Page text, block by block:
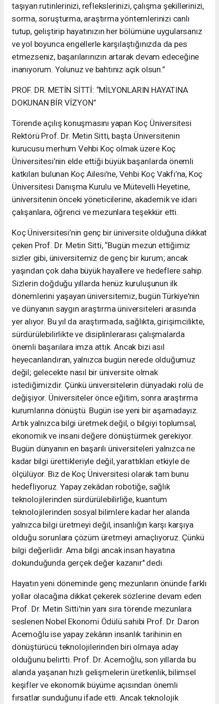
taşıyan rutinlerinizi, reflekslerinizi, çalışma şekillerinizi,
sorma, soruşturma, araştırma yöntemlerinizi canlı
tutup, geliştirip hayatınızın her bölümüne uygularsanız
ve yol boyunca engellerle karşılaştığınızda da pes
etmezseniz, başarılarınızın artarak devam edeceğine
inanıyorum. Yolunuz ve bahtınız açık olsun.”
PROF. DR. METİN SİTTİ: “MİLYONLARIN HAYATINA
DOKUNAN BİR VİZYON”
Törende açılış konuşmasını yapan Koç Üniversitesi
Rektörü Prof. Dr. Metin Sitti, başta Üniversitenin
kurucusu merhum Vehbi Koç olmak üzere Koç
Üniversitesi’nin elde ettiği büyük başarılarda önemli
katkıları bulunan Koç Ailesi’ne, Vehbi Koç Vakfı’na, Koç
Üniversitesi Danışma Kurulu ve Mütevelli Heyetine,
üniversitenin önceki yöneticilerine, akademik ve idari
çalışanlara, öğrenci ve mezunlara teşekkür etti.
Koç Üniversitesi’nin genç bir üniversite olduğuna dikkat
çeken Prof. Dr. Metin Sitti, “Bugün mezun ettiğimiz
sizler gibi, üniversitemiz de genç bir kurum; ancak
yaşından çok daha büyük hayallere ve hedeflere sahip.
Sizlerin doğduğu yıllarda henüz kuruluşunun ilk
dönemlerini yaşayan üniversitemiz, bugün Türkiye'nin
ve dünyanın saygın araştırma üniversiteleri arasında
yer alıyor. Bu yıl da araştırmada, sağlıkta, girişimcilikte,
sürdürülebilirlikte ve disiplinlerarası çalışmalarda
önemli başarılara imza attık. Ancak bizi asıl
heyecanlandıran, yalnızca bugün nerede olduğumuz
değil; gelecekte nasıl bir üniversite olmak
istediğimizdir. Çünkü üniversitelerin dünyadaki rolü de
değişiyor. Üniversiteler önce eğitim, sonra araştırma
kurumlarına dönüştü. Bugün ise yeni bir aşamadayız.
Artık yalnızca bilgi üretmek değil, o bilgiyi toplumsal,
ekonomik ve insani değere dönüştürmek gerekiyor.
Bugün dünyanın en başarılı üniversiteleri yalnızca ne
kadar bilgi ürettikleriyle değil, yarattıkları etkiyle de
ölçülüyor. Biz de Koç Üniversitesi olarak tam bunu
hedefliyoruz. Yapay zekâdan robotiğe, sağlık
teknolojilerinden sürdürülebilirliğe, kuantum
teknolojilerinden sosyal bilimlere kadar her alanda
yalnızca bilgi üretmeyi değil, insanlığın karşı karşıya
olduğu sorunlara çözüm üretmeyi amaçlıyoruz. Çünkü
bilgi değerlidir. Ama bilgi ancak insan hayatına
dokunduğunda gerçek değer kazanır" dedi.
Hayatın yeni döneminde genç mezunların önünde farklı
yollar olacağına dikkat çekerek sözlerine devam eden
Prof. Dr. Metin Sitti'nin yanı sıra törende mezunlara
seslenen Nobel Ekonomi Ödülü sahibi Prof. Dr. Daron
Acemoğlu ise yapay zekânın insanlık tarihinin en
dönüştürücü teknolojilerinden biri olmaya aday
olduğunu belirtti. Prof. Dr. Acemoğlu, son yıllarda bu
alanda yaşanan hızlı gelişmelerin üretkenlik, bilimsel
keşifler ve ekonomik büyüme açısından önemli
fırsatlar sunduğunu ifade etti. Ancak teknolojik